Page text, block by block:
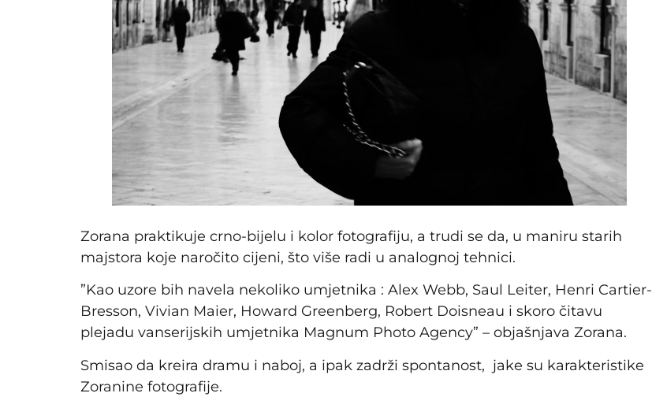
Zorana praktikuje crno-bijelu i kolor fotografiju, a trudi se da, u maniru starih
majstora koje naročito cijeni, što više radi u analognoj tehnici.
”Kao uzore bih navela nekoliko umjetnika : Alex Webb, Saul Leiter, Henri Cartier-
Bresson, Vivian Maier, Howard Greenberg, Robert Doisneau i skoro čitavu
plejadu vanserijskih umjetnika Magnum Photo Agency” – objašnjava Zorana.
Smisao da kreira dramu i naboj, a ipak zadrži spontanost, jake su karakteristike
Zoranine fotografije.